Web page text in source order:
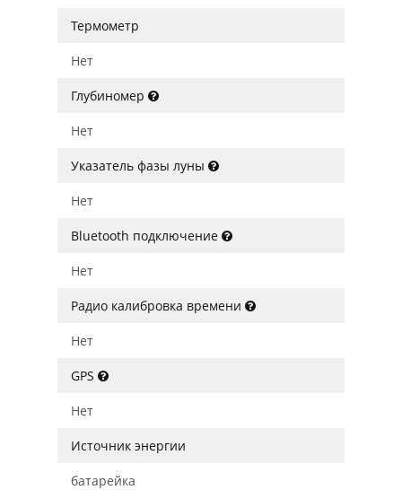
Термометр
Нет
Глубиномер
Нет
Указатель фазы луны
Нет
Bluetooth подключение
Нет
Радио калибровка времени
Нет
GPS
Нет
Источник энергии
батарейка